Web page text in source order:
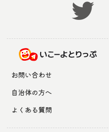
お問い合わせ
自治体の方へ
よくある質問